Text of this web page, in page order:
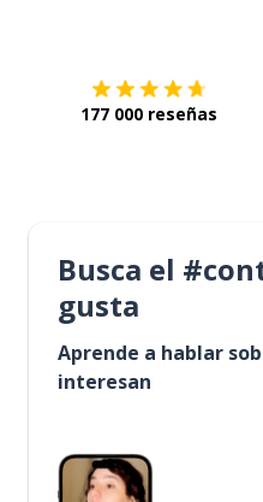
177 000 reseñas
Busca el
gusta
Aprende a hablar
interesan